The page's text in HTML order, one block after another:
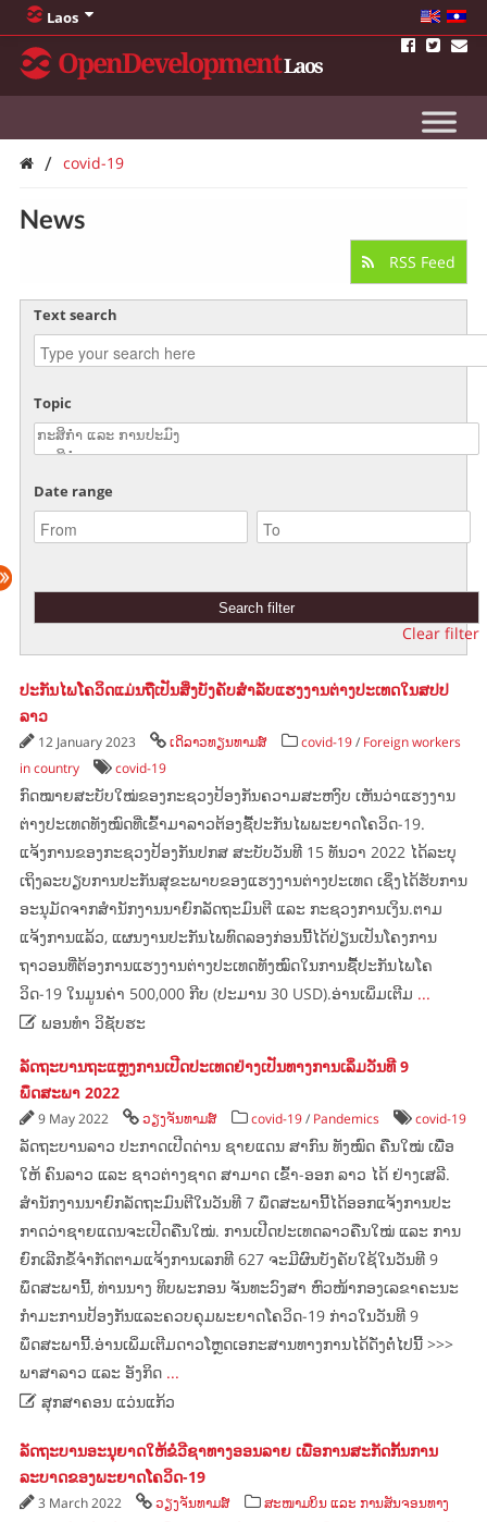
Laos
OpenDevelopmentLaos
/ covid-19
News
RSS Feed
Text search
Topic
Date range
Clear filter
ປະກັນໄພໂຄວິດແມ່ນຖືເປັນສິ່ງບັງຄັບສຳລັບແຮງງານຕ່າງປະເທດໃນສປປ
ລາວ
12 January 2023 ເດິລາວທຽນທາມສ໌ covid-19/ Foreign workers
in country
covid-19
ກົດໝາຍສະບັບໃໝ່ຂອງກະຊວງປ້ອງກັນຄວາມສະຫງົບ ເຫັນວ່າແຮງງານ
ຕ່າງປະເທດທັງໝົດທີ່ເຂົ້າມາລາວຕ້ອງຊື້ປະກັນໄພພະຍາດໂຄວິດ-19.
ແຈ້ງການຂອງກະຊວງປ້ອງກັນປກສ ສະບັບວັນທີ 15 ທັນວາ 2022 ໄດ້ລະບຸ
ເຖິງລະບຽບການປະກັນສຸຂະພາບຂອງແຮງງານຕ່າງປະເທດ ເຊິ່ງໄດ້ຮັບການ
ອະນຸມັດຈາກສໍານັກງານນາຍົກລັດຖະມົນຕີ ແລະ ກະຊວງການເງິນ.ຕາມ​
ແຈ້ງ​ການ​ແລ້ວ, ແຜນ​ງານ​ປະກັນ​ໄພ​ທົດ​ລອງ​ກ່ອນ​ນີ້​ໄດ້​ປ່ຽນ​ເປັນ​ໂຄງການ​
ຖາວອນ​ທີ່​ຕ້ອງການ​ແຮງ​ງານ​ຕ່າງປະ​ເທດ​ທັງ​ໝົດ​ໃນ​ການ​ຊື້​ປະກັນ​ໄພ​ໂຄ​
ວິດ-19 ​ໃນ​ມູນ​ຄ່າ 500,000 ກີບ (ປະມານ 30 USD).ອ່ານເພິ່ມເຕີມ ...
ພອນທຳ ວິຊັບຮະ
ລັດຖະບານຖະແຫຼງການເປີດປະເທດຢ່າງເປັນທາງການເລິ່ມວັນທີ 9
ພຶດສະພາ 2022
9 May 2022 ວຽງຈັນທາມສ໌ covid-19/ Pandemics covid-19
ລັດຖະບານລາວ ປະກາດເປີດດ່ານ ຊາຍແດນ ສາກົນ ທັງໝົດ ຄືນໃໝ່ ເພື່ອ
ໃຫ້ ຄົນລາວ ແລະ ຊາວຕ່າງຊາດ ສາມາດ ເຂົ້າ-ອອກ ລາວ ໄດ້ ຢ່າງເສລີ.
ສຳ​ນັກ​ງານ​ນາ​ຍົກ​ລັດ​ຖະ​ມົນ​ຕີ​ໃນ​ວັນ​ທີ 7 ພຶດ​ສະ​ພາ​ນີ້​ໄດ້​ອອກ​ແຈ້ງ​ການ​ປະ​
ກາດ​ວ່າ​ຊາຍ​ແດນ​ຈະ​ເປີດ​ຄືນ​ໃໝ່. ການ​ເປີດ​ປະ​ເທດ​ລາວ​ຄືນ​ໃໝ່​ ແລະ​ ການ​
ຍົກ​ເລີກ​ຂໍ້​ຈຳກັດ​ຕາມ​ແຈ້ງ​ການ​ເລກທີ 627 ຈະ​ມີ​ຜົນ​ບັງຄັບ​ໃຊ້​ໃນ​ວັນ​ທີ 9
ພຶດສະພາ​ນີ້, ທ່ານ​ນາງ ທິບ​ພະ​ກອນ ຈັນທະ​ວົງສາ ຫົວໜ້າ​ກອງ​ເລຂາ​ຄະນະ​
ກຳມະການ​ປ້ອງ​ກັນ​ແລະ​ຄວບ​ຄຸມ​ພະຍາດ​ໂຄ​ວິດ-19 ກ່າວ​ໃນ​ວັນ​ທີ 9
ພຶດສະພາ​ນີ້.ອ່ານເພິ່ມເຕີມດາວໂຫຼດເອກະສານທາງການໄດ້ດັ່ງຕໍ່ໄປນີ້ >>>
ພາສາລາວ ແລະ ອັງກິດ ...
ສຸກສາຄອນ ແວ່ນແກ້ວ
ລັດຖະບານອະນຸຍາດໃຫ້ຂໍວີຊາທາງອອນລາຍ ເພື່ອການສະກັດກັ້ນການ
ລະບາດຂອງພະຍາດໂຄວິດ-19
3 March 2022 ວຽງຈັນທາມສ໌
ສະໜາມບິນ ແລະ ການສັນຈອນທາງ